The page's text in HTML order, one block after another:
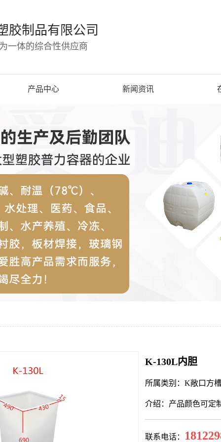
胶制品有限公司
一体的综合性供应商
产品中心 新闻资讯
K-130L内胆
所属类别：K敞口方
介绍：产品颜色可定
联系电话：